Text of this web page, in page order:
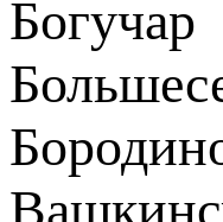
Богучар